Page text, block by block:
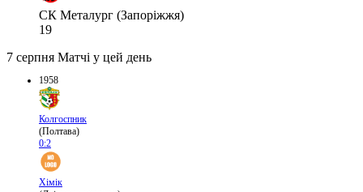
СК Металург (Запоріжжя)
19
7 серпня Матчі у цей день
1958
Колгоспник
(Полтава)
0:2
Хімік